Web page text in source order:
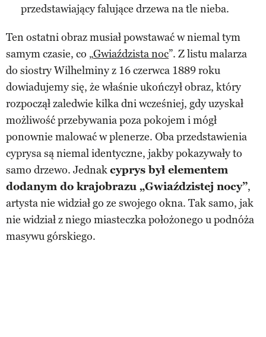
przedstawiający falujące drzewa na tle nieba.
Ten ostatni obraz musiał powstawać w niemal tym
samym czasie, co „Gwiaździsta noc”. Z listu malarza
do siostry Wilhelminy z 16 czerwca 1889 roku
dowiadujemy się, że właśnie ukończył obraz, który
rozpoczął zaledwie kilka dni wcześniej, gdy uzyskał
możliwość przebywania poza pokojem i mógł
ponownie malować w plenerze. Oba przedstawienia
cyprysa są niemal identyczne, jakby pokazywały to
samo drzewo. Jednakcyprys był elementem
dodanym do krajobrazu „Gwiaździstej nocy”,
artysta nie widział go ze swojego okna. Tak samo, jak
nie widział z niego miasteczka położonego u podnóża
masywu górskiego.